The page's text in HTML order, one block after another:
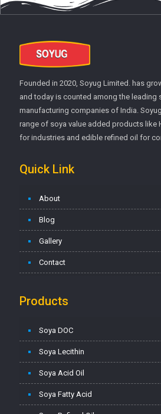
Founded in 2020, Soyug Limited. has
and today is counted among the
manufacturing companies of India.
range of soya value added products like
for industries and edible refined oil for
Quick Link
About
Blog
Gallery
Contact
Products
Soya DOC
Soya Lecithin
Soya Acid Oil
Soya Fatty Acid